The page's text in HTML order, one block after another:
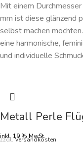
Mit einem
mm ist diese glänzend
selbst machen
eine harmonische,
und individuelle
Metall Perle
inkl. 19 % MwSt.
zzgl.Versandkosten